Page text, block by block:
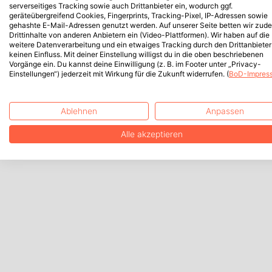
serverseitiges Tracking sowie auch Drittanbieter ein, wodurch ggf.
geräteübergreifend Cookies, Fingerprints, Tracking-Pixel, IP-Adressen sowie
gehashte E-Mail-Adressen genutzt werden. Auf unserer Seite betten wir
Drittinhalte von anderen Anbietern ein (Video-Plattformen). Wir haben auf die
weitere Datenverarbeitung und ein etwaiges Tracking durch den Drittanbieter
keinen Einfluss. Mit deiner Einstellung willigst du in die oben beschriebenen
Vorgänge ein. Du kannst deine Einwilligung (z. B. im Footer unter „Privacy-
Einstellungen“) jederzeit mit Wirkung für die Zukunft widerrufen. (BoD-
Ablehnen Anpassen
Alle akzeptieren